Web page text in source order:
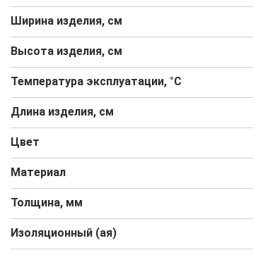
Ширина изделия, см
Высота изделия, см
Температура эксплуатации, °C
Длина изделия, см
Цвет
Материал
Толщина, мм
Изоляционный (ая)